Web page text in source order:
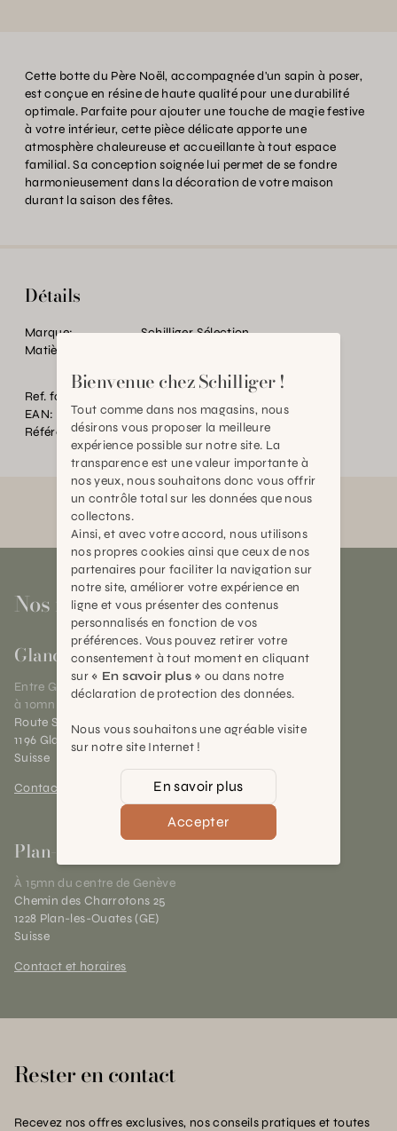
Cette botte du Père Noël, accompagnée d'un sapin à poser,
est conçue en résine de haute qualité pour une durabilité
optimale. Parfaite pour ajouter une touche de magie festive
à votre intérieur, cette pièce délicate apporte une
atmosphère chaleureuse et accueillante à tout espace
familial. Sa conception soignée lui permet de se fondre
harmonieusement dans la décoration de votre maison
durant la saison des fêtes.
Détails
Marque:
Schilliger Sélection
Matière:
Ref. fournisseur:
EAN:
2000000598406
Référence:
BT.P89329.0000.0000.0000
Nos magasins
Gland
Entre Genève et Lausanne,
à 10mn de Nyon
Route Suisse 40
1196 Gland (VD)
Suisse
Contact et horaires
Plan-les-Ouates
À 15mn du centre de Genève
Chemin des Charrotons 25
1228 Plan-les-Ouates (GE)
Suisse
Contact et horaires
Rester en contact
Recevez nos offres exclusives, nos conseils pratiques et toutes
Bienvenue chez Schilliger !
Tout comme dans nos magasins, nous
désirons vous proposer la meilleure
expérience possible sur notre site. La
transparence est une valeur importante à
nos yeux, nous souhaitons donc vous offrir
un contrôle total sur les données que nous
collectons.
Ainsi, et avec votre accord, nous utilisons
nos propres cookies ainsi que ceux de nos
partenaires pour faciliter la navigation sur
notre site, améliorer votre expérience en
ligne et vous présenter des contenus
personnalisés en fonction de vos
préférences. Vous pouvez retirer votre
consentement à tout moment en cliquant
sur « En savoir plus » ou dans notre
déclaration de protection des données.
Nous vous souhaitons une agréable visite
sur notre site Internet !
En savoir plus
Accepter